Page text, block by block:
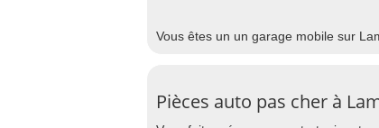
Vous êtes un un garage mobile sur
Pièces auto pas cher à